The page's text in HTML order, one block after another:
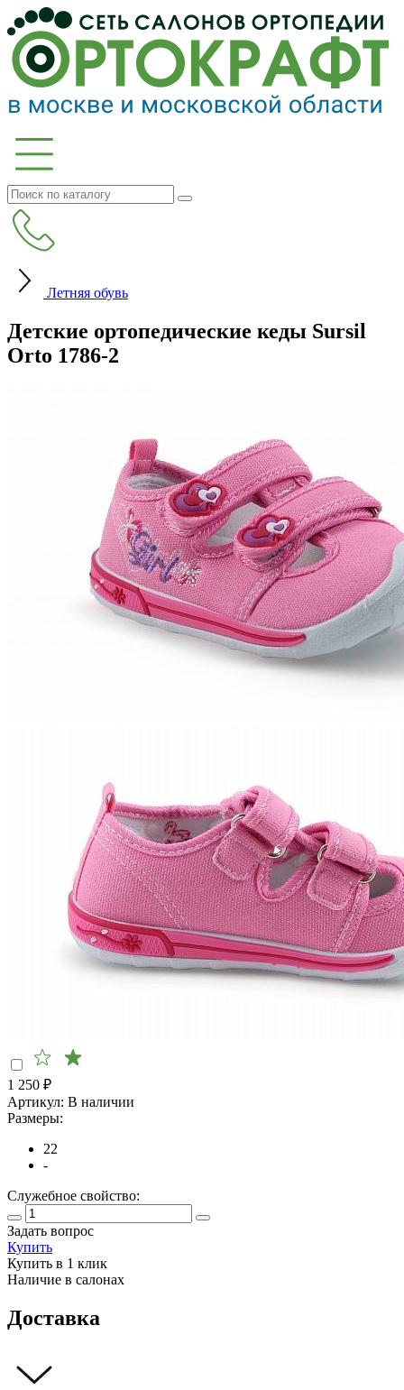
Летняя обувь
Детские ортопедические кеды Sursil
Orto 1786-2
1 250 ₽
Артикул: В наличии
Размеры:
22
-
Служебное свойство:
Задать вопрос
Купить
Купить в 1 клик
Наличие в салонах
Доставка